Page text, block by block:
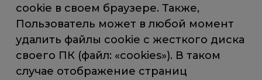
cookie в своем браузере. Также,
Пользователь может в любой момент
удалить файлы cookie с жесткого диска
своего ПК (файл: «cookies»). В таком
случае отображение страниц